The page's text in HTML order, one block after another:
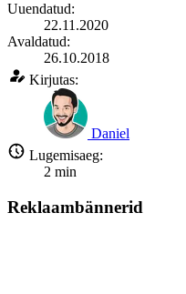
Uuendatud:
22.11.2020
Avaldatud:
26.10.2018
Kirjutas:
Daniel
Lugemisaeg:
2 min
Reklaambännerid